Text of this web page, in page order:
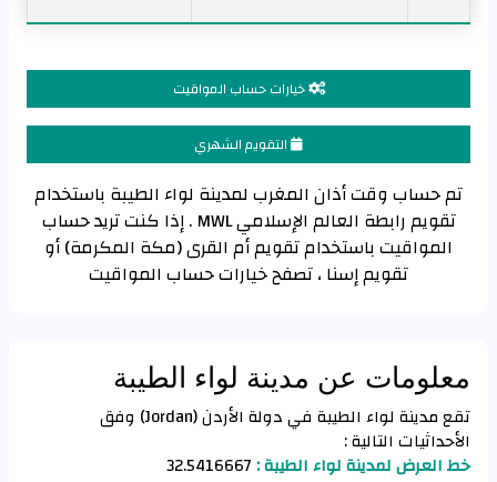
خيارات حساب المواقيت
التقويم الشهري
تم حساب وقت أذان المغرب لمدينة لواء الطيبة باستخدام
تقويم رابطة العالم الإسلامي MWL . إذا كنت تريد حساب
المواقيت باستخدام تقويم أم القرى (مكة المكرمة) أو
تقويم إسنا ، تصفح خيارات حساب المواقيت
معلومات عن مدينة لواء الطيبة
تقع مدينة لواء الطيبة في دولة الأردن (Jordan) وفق
الأحداثيات التالية :
خط العرض لمدينة لواء الطيبة : 32.5416667